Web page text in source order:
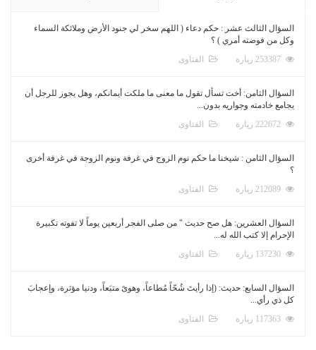
السؤال الثالث عشر : حكم دعاء ( اللهم سخر لي جنود الأرض وملائكة السماء
وكل من فوضته أمري ) ؟
الفتاوى
السؤال الثامن: أخت تسأل تقول ما معنى ما ملكت أيمانكم، وهل يجوز للرجل أن
يجامع خادمته وجواريه بدون...
الفتاوى
السؤال الثامن : شيخنا ما حكم نوم الزوج في غرفة ونوم الزوجة في غرفة أخرى
؟
الفتاوى
السؤال العشرين: هل صح حديث " من صلى الفجر أربعين يوماً لا تفوته تكبيرة
الإحرام إلا كتب الله له...
الفتاوى
السؤال السابع: حديث: (إذا رأيتَ شُحّاً مُطاعاً، وهوىً متبَعاً، ودنيا مؤثرة، وإعجابَ
كل ذي رأي...
الفتاوى